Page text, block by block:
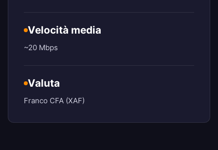
Velocità media
~20 Mbps
Valuta
Franco CFA (XAF)